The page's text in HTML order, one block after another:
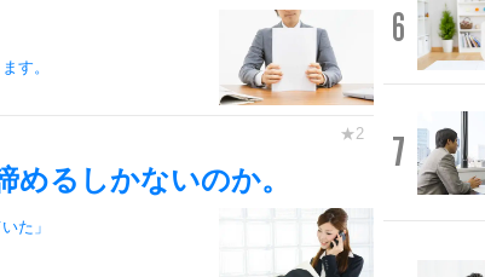
す。
めるしかないのか。
た」
6
7